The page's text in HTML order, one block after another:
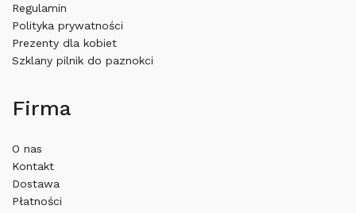
Regulamin
Polityka prywatności
Prezenty dla kobiet
Szklany pilnik do paznokci
Firma
O nas
Kontakt
Dostawa
Płatności